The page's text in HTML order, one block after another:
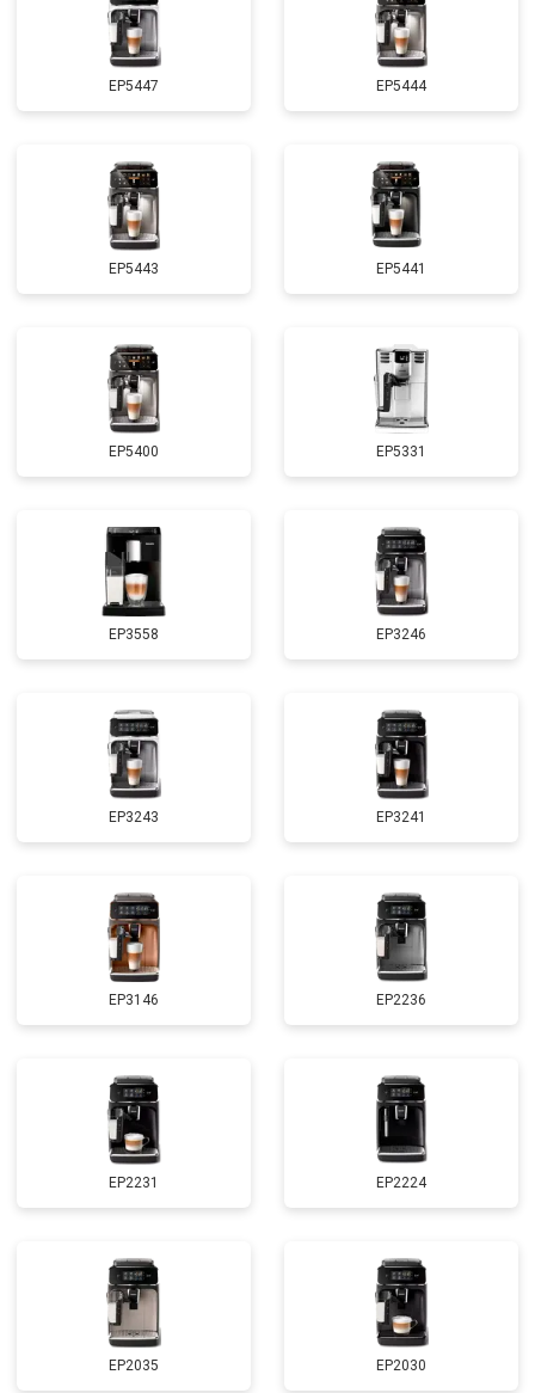
EP5447 EP5444
EP5443 EP5441
EP5400 EP5331
EP3558 EP3246
EP3243 EP3241
EP3146 EP2236
EP2231 EP2224
EP2035 EP2030